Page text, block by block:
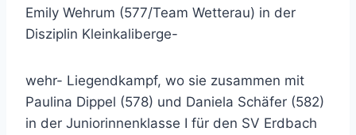
Emily Wehrum (577/Team Wetterau) in der
Disziplin Kleinkaliberge-
wehr- Liegendkampf, wo sie zusammen mit
Paulina Dippel (578) und Daniela Schäfer (582)
in der Juniorinnenklasse I für den SV Erdbach